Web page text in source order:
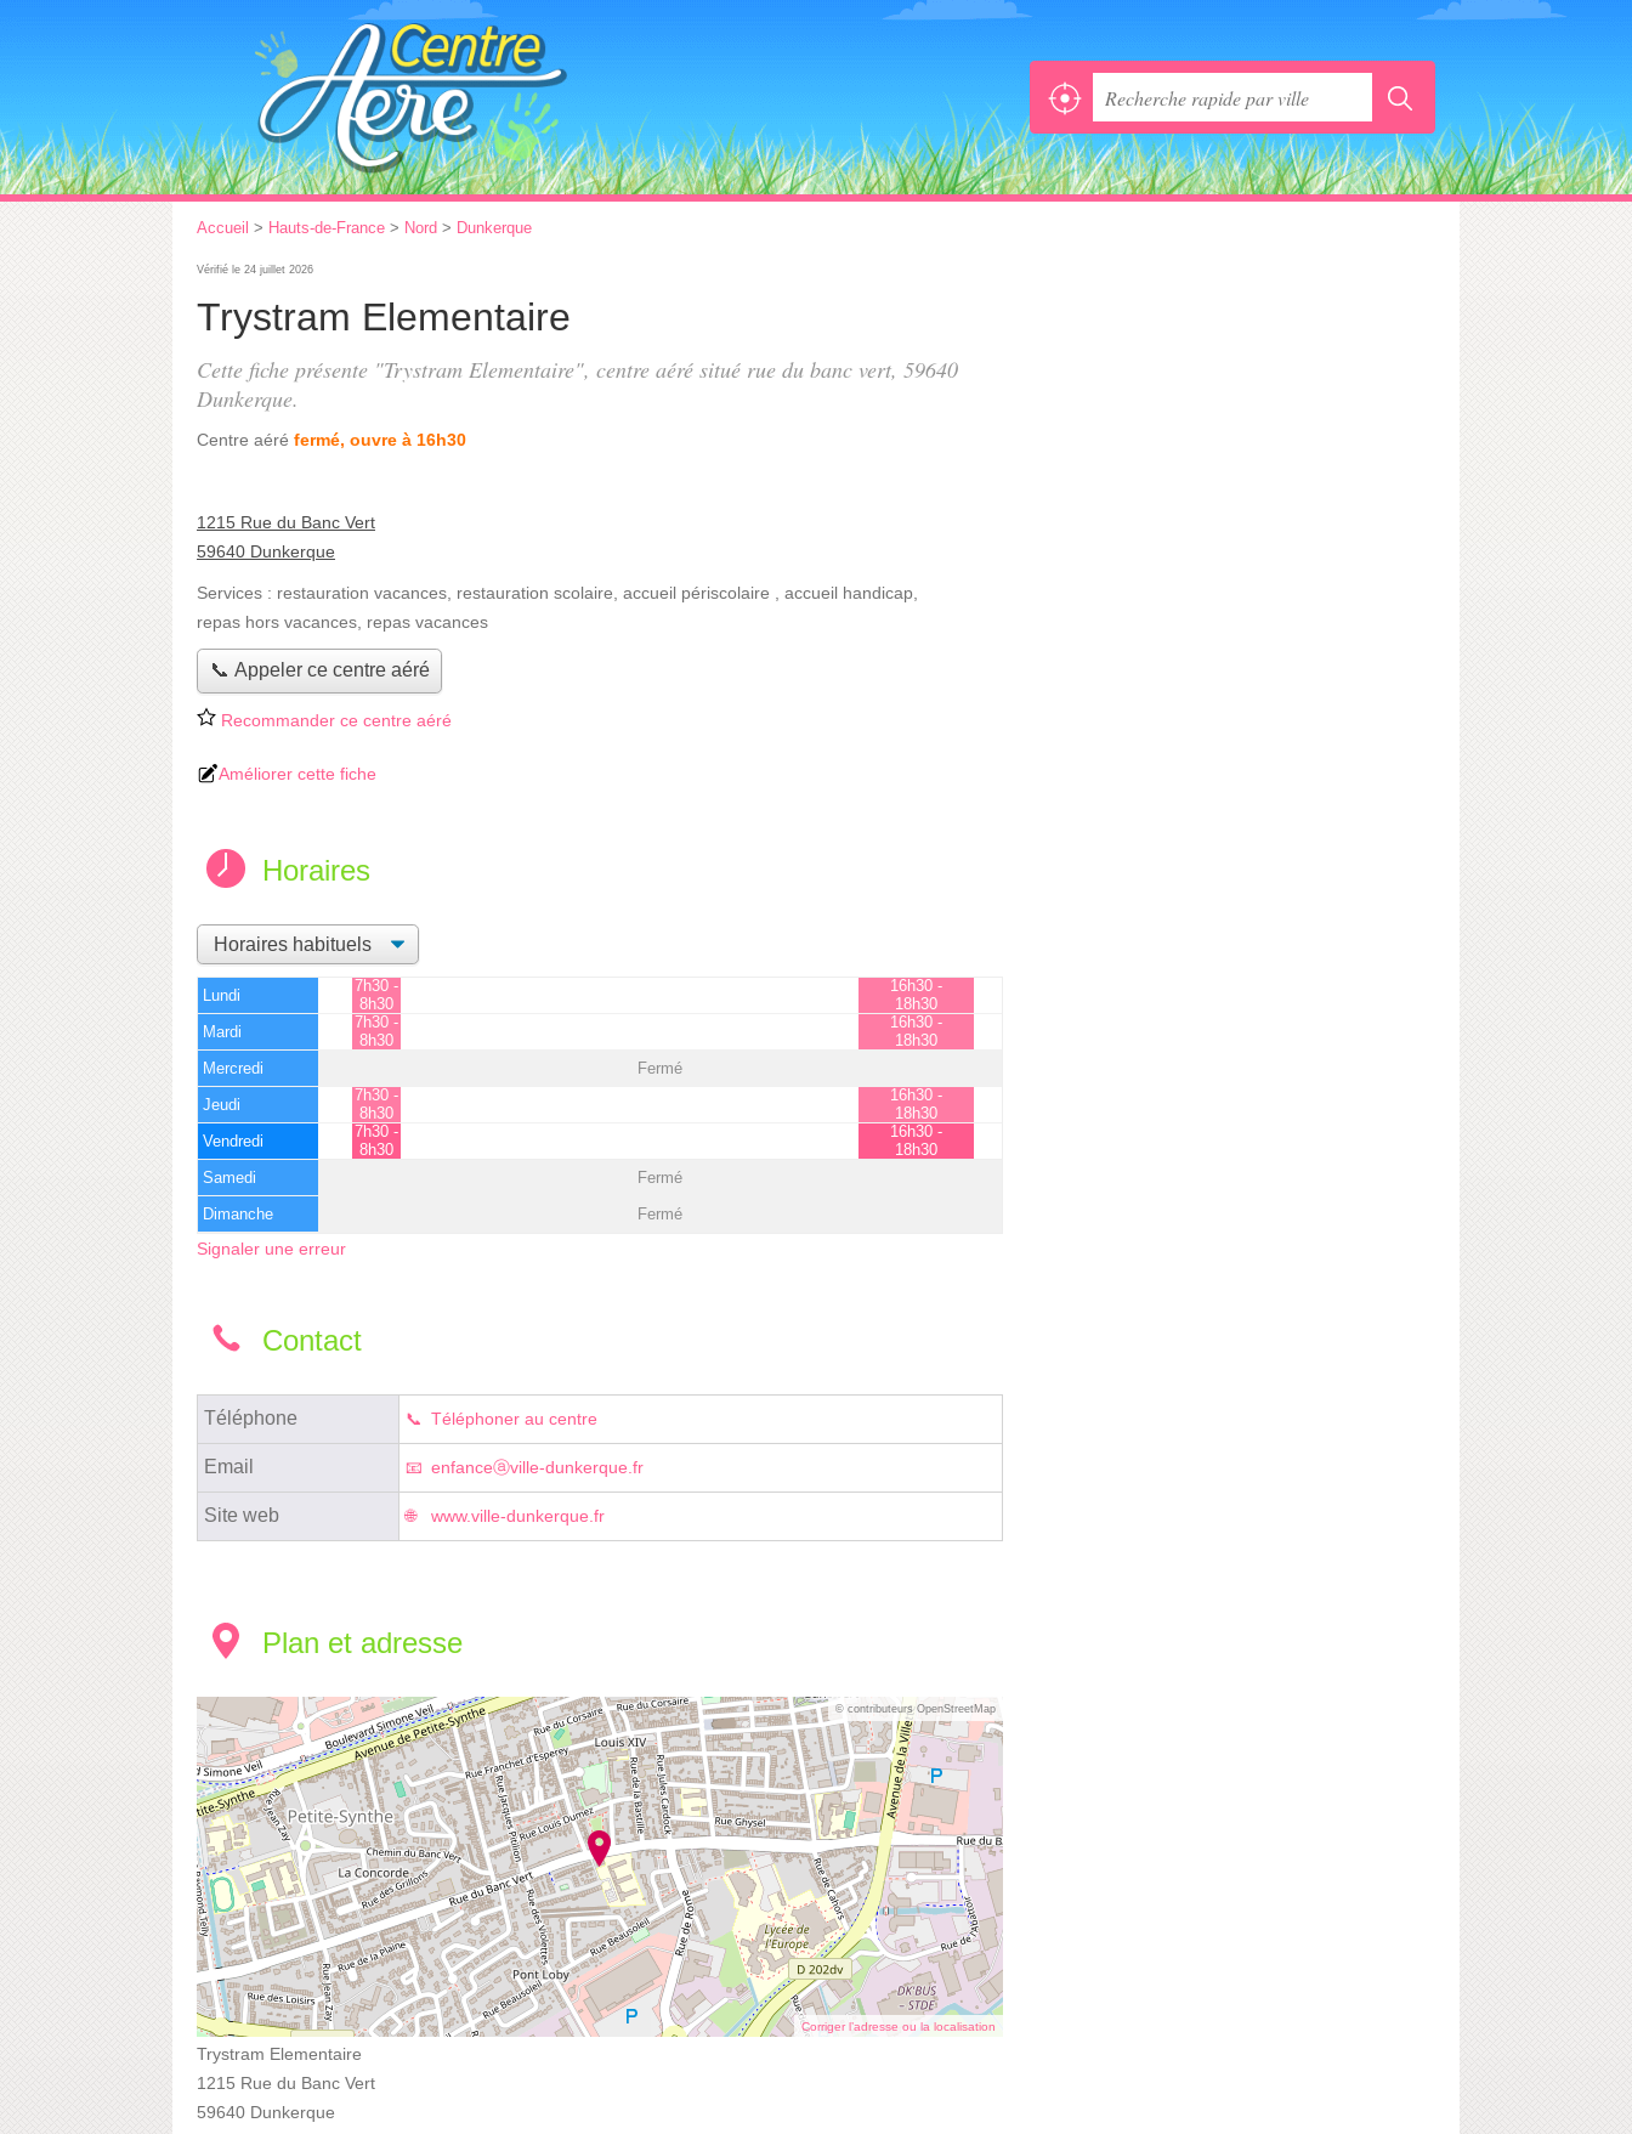
Accueil > Hauts-de-France > Nord > Dunkerque
Vérifié le 24 juillet 2026
Trystram Elementaire
Cette fiche présente "Trystram Elementaire", centre aéré situé rue du banc vert, 59640
Dunkerque.
Centre aéré fermé, ouvre à 16h30
1215 Rue du Banc Vert
59640 Dunkerque
Services : restauration vacances restauration scolaire accueil périscolaire accueil handicap
repas hors vacances repas vacances
📞 Appeler ce centre aéré
Recommander ce centre aéré
Améliorer cette fiche
Horaires
Lundi
7h30 -
8h30
16h30 -
18h30
Mardi
7h30 -
8h30
16h30 -
18h30
Mercredi
Fermé
Jeudi
7h30 -
8h30
16h30 -
18h30
Vendredi
7h30 -
8h30
16h30 -
18h30
Samedi
Fermé
Dimanche Fermé
Signaler une erreur
Contact
Téléphone Téléphoner au centre
Email enfanceⓐville-dunkerque.fr
Site web www.ville-dunkerque.fr
Plan et adresse
© contributeurs OpenStreetMap
Corriger l’adresse ou la localisation
Trystram Elementaire
1215 Rue du Banc Vert
59640 Dunkerque